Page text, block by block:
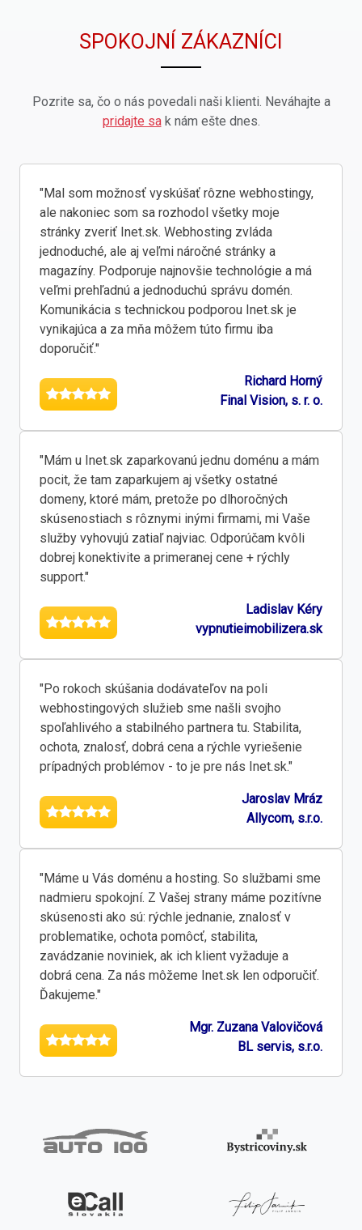
SPOKOJNÍ ZÁKAZNÍCI
Pozrite sa, čo o nás povedali naši klienti. Neváhajte a
pridajte sak nám ešte dnes.
"Mal som možnosť vyskúšať rôzne webhostingy,
ale nakoniec som sa rozhodol všetky moje
stránky zveriť Inet.sk. Webhosting zvláda
jednoduché, ale aj veľmi náročné stránky a
magazíny. Podporuje najnovšie technológie a má
veľmi prehľadnú a jednoduchú správu domén.
Komunikácia s technickou podporou Inet.sk je
vynikajúca a za mňa môžem túto firmu iba
doporučiť."
Richard Horný
Final Vision, s. r. o.
"Mám u Inet.sk zaparkovanú jednu doménu a mám
pocit, že tam zaparkujem aj všetky ostatné
domeny, ktoré mám, pretože po dlhoročných
skúsenostiach s rôznymi inými firmami, mi Vaše
služby vyhovujú zatiaľ najviac. Odporúčam kvôli
dobrej konektivite a primeranej cene + rýchly
support."
Ladislav Kéry
vypnutieimobilizera.sk
"Po rokoch skúšania dodávateľov na poli
webhostingových služieb sme našli svojho
spoľahlivého a stabilného partnera tu. Stabilita,
ochota, znalosť, dobrá cena a rýchle vyriešenie
prípadných problémov - to je pre nás Inet.sk."
Jaroslav Mráz
Allycom, s.r.o.
"Máme u Vás doménu a hosting. So službami sme
nadmieru spokojní. Z Vašej strany máme pozitívne
skúsenosti ako sú: rýchle jednanie, znalosť v
problematike, ochota pomôcť, stabilita,
zavádzanie noviniek, ak ich klient vyžaduje a
dobrá cena. Za nás môžeme Inet.sk len odporučiť.
Ďakujeme."
Mgr. Zuzana Valovičová
BL servis, s.r.o.